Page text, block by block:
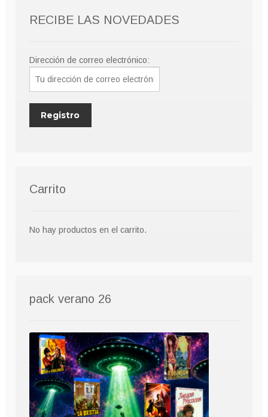
RECIBE LAS NOVEDADES
Dirección de correo electrónico:
Carrito
No hay productos en el carrito.
pack verano 26